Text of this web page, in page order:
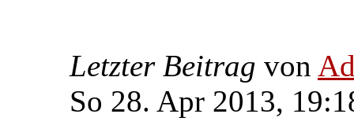
Letzter Beitrag von
So 28. Apr 2013,